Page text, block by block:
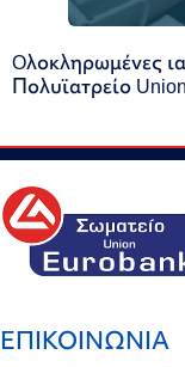
Oλοκληρωμένες
Πολυϊατρείο
ΕΠΙΚΟΙΝΩΝΙΑ